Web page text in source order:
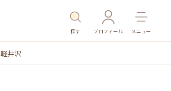
探す プロフィール メニュー
軽井沢